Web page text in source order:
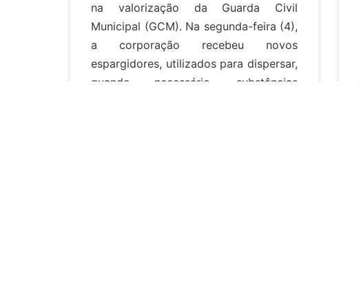
na valorização da Guarda Civil
Municipal (GCM). Na segunda-feira (4),
a corporação recebeu novos
espargidores, utilizados para dispersar,
quando necessário, substâncias